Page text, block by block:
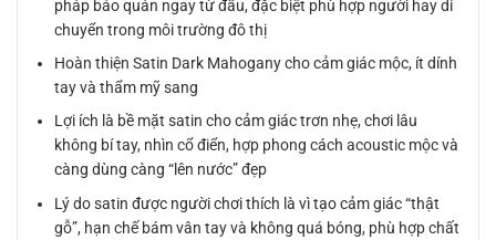
pháp bảo quản ngay từ đầu, đặc biệt phù hợp người hay di
chuyển trong môi trường đô thị
Hoàn thiện Satin Dark Mahogany cho cảm giác mộc, ít dính
tay và thẩm mỹ sang
Lợi ích là bề mặt satin cho cảm giác trơn nhẹ, chơi lâu
không bí tay, nhìn cổ điển, hợp phong cách acoustic mộc và
càng dùng càng “lên nước” đẹp
Lý do satin được người chơi thích là vì tạo cảm giác “thật
gỗ”, hạn chế bám vân tay và không quá bóng, phù hợp chất